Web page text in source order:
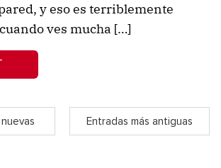
y eso es terriblemente
ves mucha […]
Entradas más antiguas